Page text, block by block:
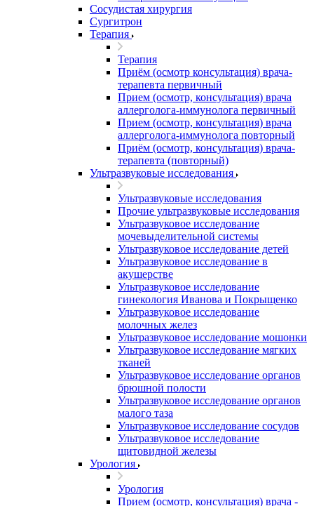
Сосудистая хирургия
Сургитрон
Терапия
Терапия
Приём (осмотр консультация) врача-
терапевта первичный
Прием (осмотр, консультация) врача
аллерголога-иммунолога первичный
Прием (осмотр, консультация) врача
аллерголога-иммунолога повторный
Приём (осмотр, консультация) врача-
терапевта (повторный)
Ультразвуковые исследования
Ультразвуковые исследования
Прочие ультразвуковые исследования
Ультразвуковое исследование
мочевыделительной системы
Ультразвуковое исследование детей
Ультразвуковое исследование в
акушерстве
Ультразвуковое исследование
гинекология Иванова и Покрыщенко
Ультразвуковое исследование
молочных желез
Ультразвуковое исследование мошонки
Ультразвуковое исследование мягких
тканей
Ультразвуковое исследование органов
брюшной полости
Ультразвуковое исследование органов
малого таза
Ультразвуковое исследование сосудов
Ультразвуковое исследование
щитовидной железы
Урология
Урология
Прием (осмотр, консультация) врача -